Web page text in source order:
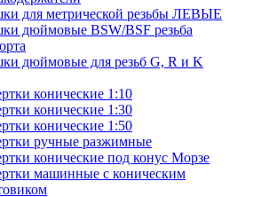
для метрической резьбы ЛЕВЫЕ
дюймовые BSW/BSF резьба
дюймовые для резьб G, R и K
конические 1:10
конические 1:30
конические 1:50
ручные разжимные
конические под конус Морзе
машинные с коническим